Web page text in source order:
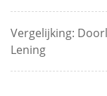
Vergelijking:
Lening